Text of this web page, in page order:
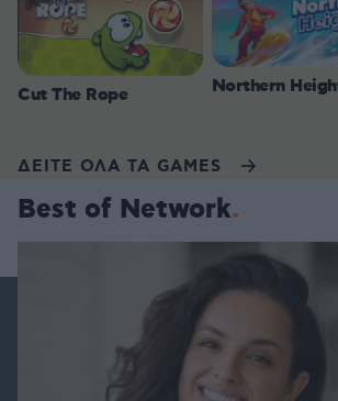
Cut The Rope Northern
ΔΕΙΤΕ ΟΛΑ ΤΑ GAMES
Best of Network